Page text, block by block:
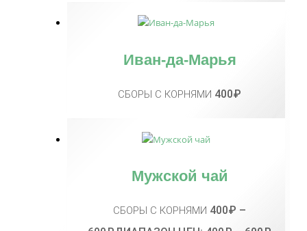
Иван-да-Марья
СБОРЫ С КОРНЯМИ 400₽
Мужской чай
СБОРЫ С КОРНЯМИ 400₽ –